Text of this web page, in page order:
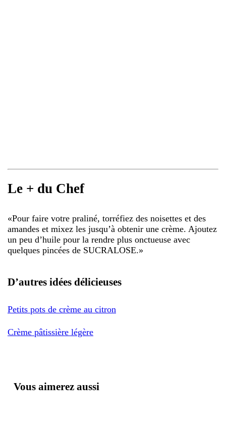
Le + du Chef
«Pour faire votre praliné, torréfiez des noisettes et des
amandes et mixez les jusqu’à obtenir une crème. Ajoutez
un peu d’huile pour la rendre plus onctueuse avec
quelques pincées de SUCRALOSE.»
D’autres idées délicieuses
Petits pots de crème au citron
Crème pâtissière légère
Vous aimerez aussi